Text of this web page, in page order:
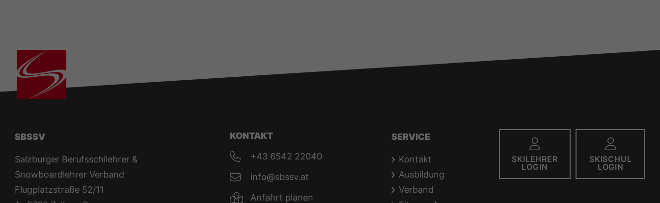
SBSSV
Salzburger Berufsschilehrer &
Snowboardlehrer Verband
Flugplatzstraße 52/11
KONTAKT
+43 6542 22040
info@sbssv.at
Anfahrt planen
SERVICE
Kontakt
Ausbildung
Verband
SKILEHRER
LOGIN
SKISCHUL
LOGIN